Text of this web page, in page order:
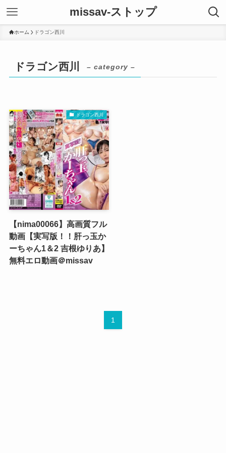
missav-ストップ
ホーム ドラゴン西川
ドラゴン西川 – category –
ドラゴン西川
【nima00066】高画質フル
動画【実写版！！肝っ玉か
ーちゃん1＆2 吉根ゆりあ】
無料エロ動画＠missav
1